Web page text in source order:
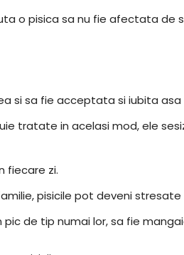
o pisica sa nu fie afectata de
si sa fie acceptata si iubita asa
tratate in acelasi mod, ele
fiecare zi.
pisicile pot deveni
de tip numai lor, sa fie